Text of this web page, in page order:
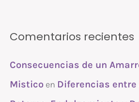
Comentarios recientes
Consecuencias de un
Mistico en Diferencias entre